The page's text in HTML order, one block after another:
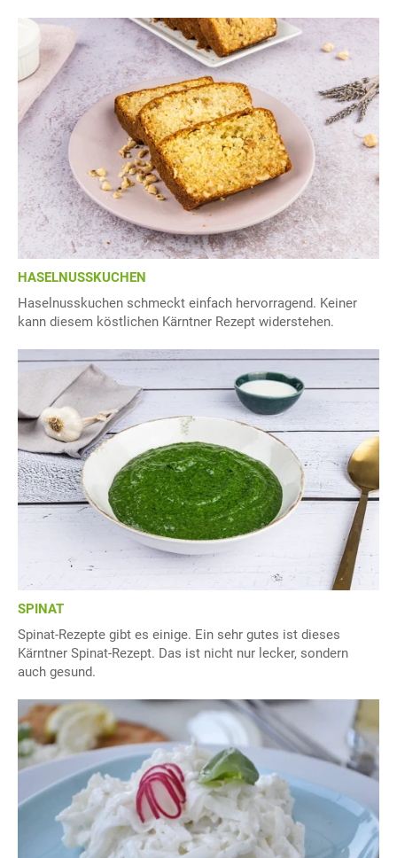
HASELNUSSKUCHEN
Haselnusskuchen schmeckt einfach hervorragend. Keiner
kann diesem köstlichen Kärntner Rezept widerstehen.
SPINAT
Spinat-Rezepte gibt es einige. Ein sehr gutes ist dieses
Kärntner Spinat-Rezept. Das ist nicht nur lecker, sondern
auch gesund.